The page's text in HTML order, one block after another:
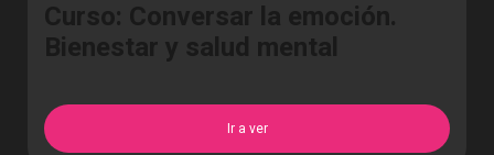
Curso: Conversar la emoción.
Bienestar y salud mental
Ir a ver